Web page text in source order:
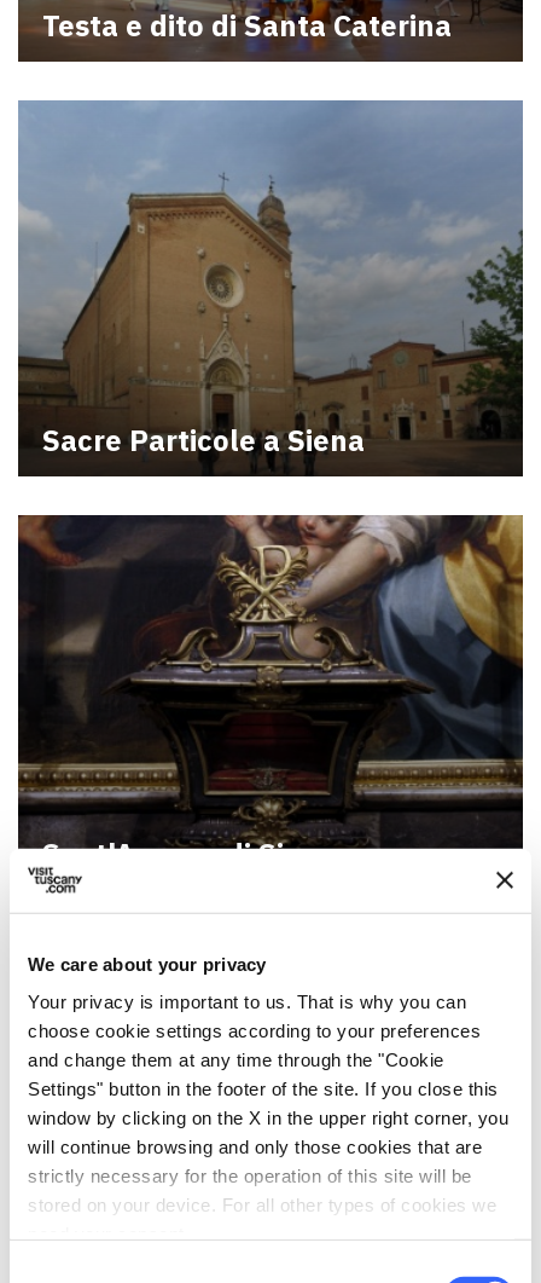
We care about your privacy
Your privacy is important to us. That is why you can
choose cookie settings according to your preferences
and change them at any time through the "Cookie
Settings" button in the footer of the site. If you close this
window by clicking on the X in the upper right corner, you
will continue browsing and only those cookies that are
strictly necessary for the operation of this site will be
stored on your device. For all other types of cookies we
Testa e dito di Santa Caterina
Sacre Particole a Siena
Sant'Ansano di Siena
Braccio di San Giovanni Battista